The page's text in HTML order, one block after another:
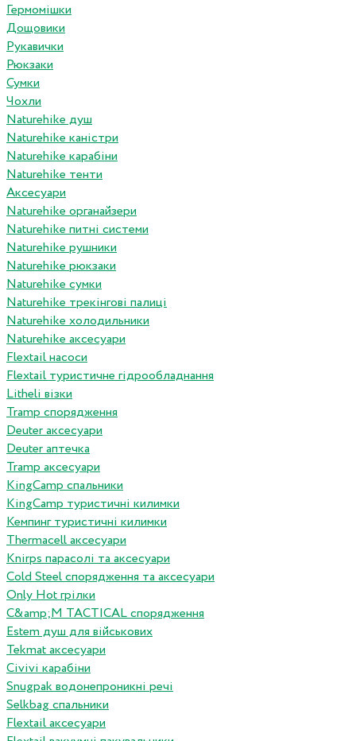
Гермомішки
Дощовики
Рукавички
Рюкзаки
Сумки
Чохли
Naturehike душ
Naturehike каністри
Naturehike карабіни
Naturehike тенти
Аксесуари
Naturehike органайзери
Naturehike питні системи
Naturehike рушники
Naturehike рюкзаки
Naturehike сумки
Naturehike трекінгові палиці
Naturehike холодильники
Naturehike аксесуари
Flextail насоси
Flextail туристичне гідрообладнання
Litheli візки
Tramp спорядження
Deuter аксесуари
Deuter аптечка
Tramp аксесуари
KingCamp спальники
KingCamp туристичні килимки
Кемпинг туристичні килимки
Thermacell аксесуари
Knirps парасолі та аксесуари
Cold Steel спорядження та аксесуари
Only Hot грілки
C&amp;M TACTICAL спорядження
Estem душ для військових
Tekmat аксесуари
Сivivi карабіни
Snugpak водонепроникні речі
Selkbag спальники
Flextail аксесуари